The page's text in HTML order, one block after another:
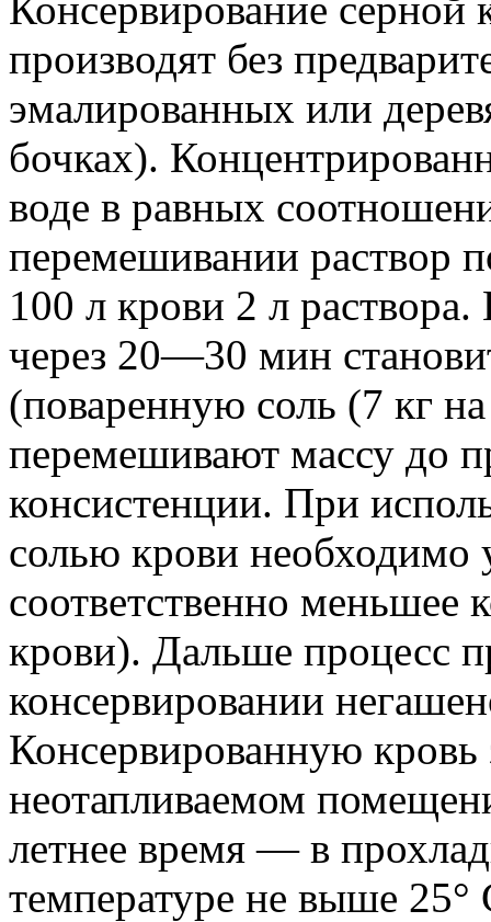
производят без
эмалированных или
бочках).
воде в равных
перемешивании раствор
100 л крови 2 л раствора.
через 20—30 мин
(поваренную соль (7 кг
перемешивают массу до
консистенции. При
солью крови необходимо
соответственно меньшее
крови). Дальше процесс
консервировании
Консервированную кровь
неотапливаемом
летнее время — в
температуре не выше 25°